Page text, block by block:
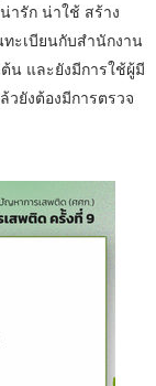
ารัก น่าใช้ สร้าง
ะเบียนกับสำนักงาน
น และยังมีการใช้ผู้มี
ยังต้องมีการตรวจ